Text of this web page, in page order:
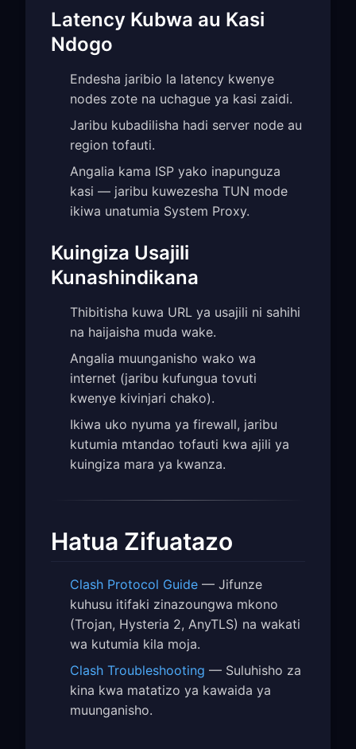
Latency Kubwa au Kasi
Ndogo
Endesha jaribio la latency kwenye
nodes zote na uchague ya kasi zaidi.
Jaribu kubadilisha hadi server node au
region tofauti.
Angalia kama ISP yako inapunguza
kasi — jaribu kuwezesha TUN mode
ikiwa unatumia System Proxy.
Kuingiza Usajili
Kunashindikana
Thibitisha kuwa URL ya usajili ni sahihi
na haijaisha muda wake.
Angalia muunganisho wako wa
internet (jaribu kufungua tovuti
kwenye kivinjari chako).
Ikiwa uko nyuma ya firewall, jaribu
kutumia mtandao tofauti kwa ajili ya
kuingiza mara ya kwanza.
Hatua Zifuatazo
Clash Protocol Guide — Jifunze
kuhusu itifaki zinazoungwa mkono
(Trojan, Hysteria 2, AnyTLS) na wakati
wa kutumia kila moja.
Clash Troubleshooting — Suluhisho za
kina kwa matatizo ya kawaida ya
muunganisho.